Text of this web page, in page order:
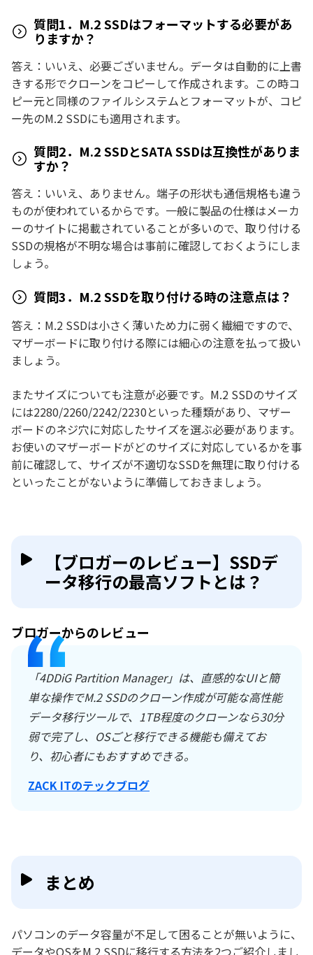
質問1．M.2 SSDはフォーマットする必要があ
りますか？
答え：いいえ、必要ございません。データは自動的に上書
きする形でクローンをコピーして作成されます。この時コ
ピー元と同様のファイルシステムとフォーマットが、コピ
ー先のM.2 SSDにも適用されます。
質問2．M.2 SSDとSATA SSDは互換性がありま
すか？
答え：いいえ、ありません。端子の形状も通信規格も違う
ものが使われているからです。一般に製品の仕様はメーカ
ーのサイトに掲載されていることが多いので、取り付ける
SSDの規格が不明な場合は事前に確認しておくようにしま
しょう。
質問3．M.2 SSDを取り付ける時の注意点は？
答え：M.2 SSDは小さく薄いため力に弱く繊細ですので、
マザーボードに取り付ける際には細心の注意を払って扱い
ましょう。
またサイズについても注意が必要です。M.2 SSDのサイズ
には2280/2260/2242/2230といった種類があり、マザー
ボードのネジ穴に対応したサイズを選ぶ必要があります。
お使いのマザーボードがどのサイズに対応しているかを事
前に確認して、サイズが不適切なSSDを無理に取り付ける
といったことがないように準備しておきましょう。
【ブロガーのレビュー】SSDデ
ータ移行の最高ソフトとは？
ブロガーからのレビュー
「4DDiG Partition Manager」は、直感的なUIと簡
単な操作でM.2 SSDのクローン作成が可能な高性能
データ移行ツールで、1TB程度のクローンなら30分
弱で完了し、OSごと移行できる機能も備えてお
り、初心者にもおすすめできる。
ZACK ITのテックブログ
まとめ
パソコンのデータ容量が不足して困ることが無いように、
データやOSをM.2 SSDに移行する方法を2つご紹介しまし